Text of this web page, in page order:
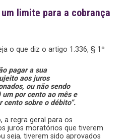
limite para a cobrança
o que diz o artigo 1.336, § 1º
pagar a sua
aos juros
, ou não sendo
um por cento ao mês e
cento sobre o débito”.
a regra geral para os
juros moratórios que tiverem
seja, tiverem sido aprovados